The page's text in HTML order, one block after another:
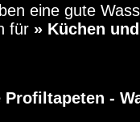
eine gute
für » Küchen
-